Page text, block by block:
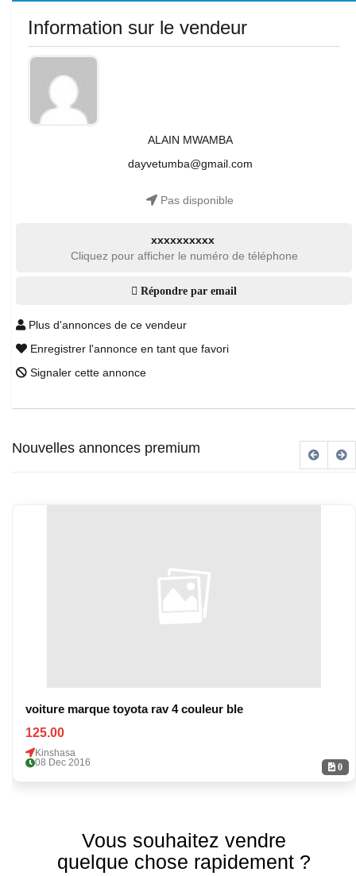
Information sur le vendeur
ALAIN MWAMBA
dayvetumba@gmail.com
Pas disponible
xxxxxxxxxx
Cliquez pour afficher le numéro de téléphone
Répondre par email
Plus d'annonces de ce vendeur
Enregistrer l'annonce en tant que favori
Signaler cette annonce
Nouvelles annonces premium
0
voiture marque toyota rav 4 couleur ble
125.00
Kinshasa
08 Dec 2016
Vous souhaitez vendre
quelque chose rapidement ?